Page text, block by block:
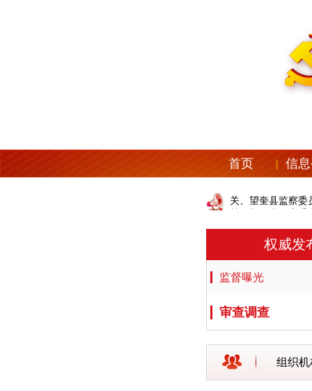
首页 信
中共望奎县纪委机关、望奎县监察委
中共望奎县纪委机关、望奎县监察委
权威发
监督曝光
审查调查
组织机